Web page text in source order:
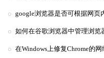
google浏览器是否可根据网页
如何在谷歌浏览器中管理浏览
在Windows上修复Chrome的